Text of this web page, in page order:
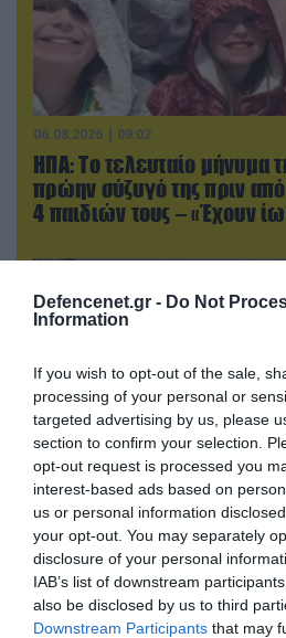
Defencenet.gr - Do Not
Information
If you wish to opt-out of the sale,
processing of your personal or
targeted advertising by us, please
section to confirm your selection.
opt-out request is processed you
interest-based ads based on
us or personal information
your opt-out. You may separately
disclosure of your personal
IAB’s list of downstream
also be disclosed by us to third
Downstream Participants that may
06.08.2026 | 09:02
ΗΠΑ: Το τελευταίο μήνυμα
πρώην σύζυγό της πριν
4 παιδιών τους – «Έχουν
05.08.2026 | 22:02
Αδειάζουν το Κραματόρσκ
Έκτακτη εκκένωση στην
αιφνιδιαστική προώθηση